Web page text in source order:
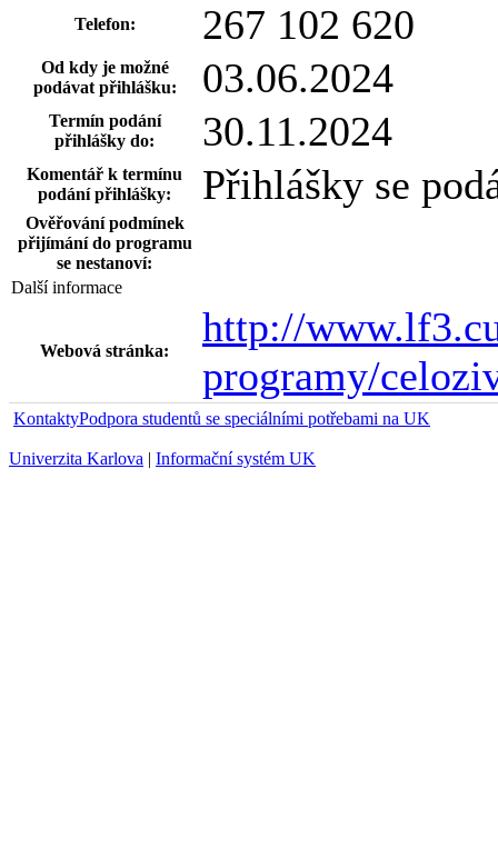
Telefon: 267 102 620
Od kdy je možné
podávat přihlášku:
03.06.2024
Termín podání
přihlášky do:
30.11.2024
Komentář k termínu
podání přihlášky:
Přihlášky se
Ověřování podmínek
přijímání do programu
se nestanoví:
Další informace
Webová stránka:
http://
programy/
KontaktyPodpora studentů se speciálními potřebami na UK
Univerzita Karlova | Informační systém UK